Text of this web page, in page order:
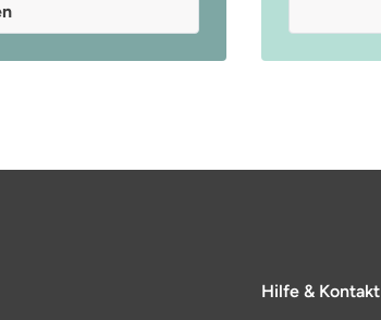
Hilfe & Kontakt